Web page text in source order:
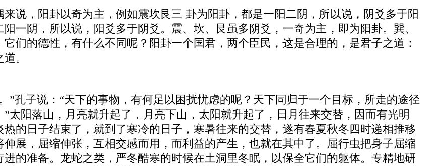
说，阳卦以奇为主，例如震坎艮三 卦为阳卦，都是一阳二阴，所以说，阴爻多于阳
一阴，所以说，阳爻多于阴爻。震、坎、艮虽多阴爻，一奇为主，即为阳卦。巽、
们的德性，有什么不同呢？阳卦一个国君，两个臣民，这是合理的，是君子之道：
。
”孔子说：“天下的事物，有何足以困扰忧虑的呢？天下同归于一个目标，所走的途径
太阳落山，月亮就升起了，月亮下山，太阳就升起了，日月往来交替，因而有光明
的日子结束了，就到了寒冷的日子，寒暑往来的交替，遂有春夏秋冬四时递相推移
展，屈缩伸张，互相交感而用，而利益的产生，也就在其中了。屈行虫把身子屈缩
的准备。龙蛇之类，严冬酷寒的时候在土洞里冬眠，以保全它们的躯体。专精地研